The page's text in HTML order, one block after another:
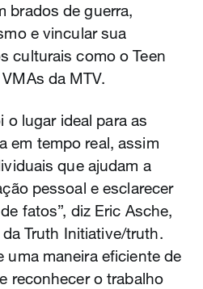
brados de guerra,
e vincular sua
culturais como o Teen
da MTV.
o lugar ideal para as
em tempo real, assim
que ajudam a
pessoal e esclarecer
fatos”, diz Eric Asche,
Truth Initiative/truth.
uma maneira eficiente de
reconhecer o trabalho